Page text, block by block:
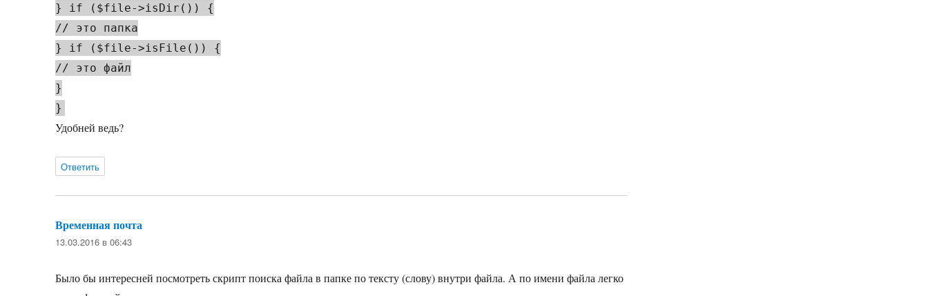
} if ($file->isDir()) {
// это папка
} if ($file->isFile()) {
// это файл
}
}
Удобней ведь?
Ответить
Временная почта
13.03.2016 в 06:43
Было бы интересней посмотреть скрипт поиска файла в папке по тексту (слову) внутри файла. А по имени файла легко